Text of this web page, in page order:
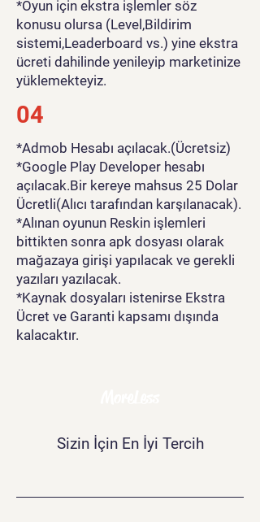
*Oyun için ekstra işlemler söz
konusu olursa (Level,Bildirim
sistemi,Leaderboard vs.) yine ekstra
ücreti dahilinde yenileyip marketinize
yüklemekteyiz.
04
*Admob Hesabı açılacak.(Ücretsiz)
*Google Play Developer hesabı
açılacak.Bir kereye mahsus 25 Dolar
Ücretli(Alıcı tarafından karşılanacak).
*Alınan oyunun Reskin işlemleri
bittikten sonra apk dosyası olarak
mağazaya girişi yapılacak ve gerekli
yazıları yazılacak.
*Kaynak dosyaları istenirse Ekstra
Ücret ve Garanti kapsamı dışında
kalacaktır.
Sizin İçin En İyi Tercih